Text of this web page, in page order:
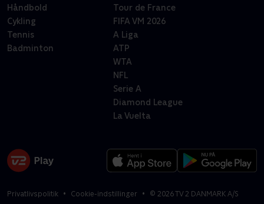
Håndbold
Cykling
Tennis
Badminton
Tour de France
FIFA VM 2026
A Liga
ATP
WTA
NFL
Serie A
Diamond League
La Vuelta
Privatlivspolitik Cookie-indstillinger © 2026TV 2 DANMARK A/S